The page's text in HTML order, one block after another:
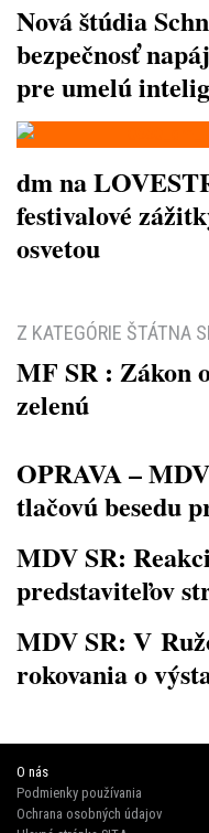
Nová štúdia
bezpečnosť
pre umelú
dm na
festivalové
osvetou
Z KATEGÓRIE ŠTÁTNA
MF SR : Zákon
zelenú
OPRAVA –
tlačovú besedu
MDV SR:
predstaviteľov
MDV SR: V
rokovania o
O nás
Podmienky používania
Ochrana osobných údajov